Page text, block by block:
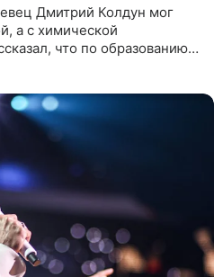
Дмитрий Колдун мог
а с химической
что по образованию